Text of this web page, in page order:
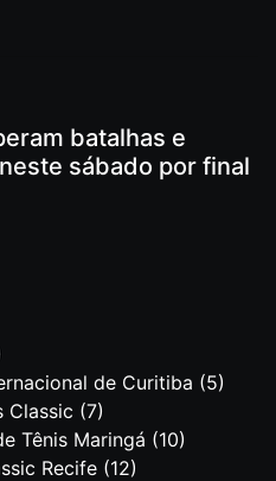
batalhas e
sábado por final
de Curitiba (5)
Classic (7)
Tênis Maringá (10)
Recife (12)